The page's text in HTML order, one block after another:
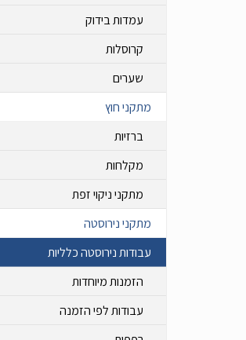
עמדות בידוק
קרוסלות
שערים
מתקני חוץ
ברזיות
מקלחות
מתקני ניקוי זפת
מתקני נירוסטה
עבודות נירוסטה כלליות
הזמנות מיוחדות
עבודות לפי הזמנה